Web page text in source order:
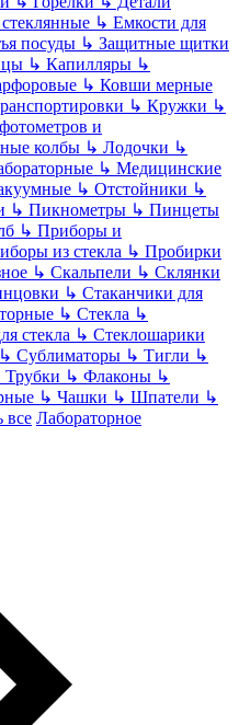
↳ Емкости для
посуды ↳ Защитные щитки
↳ Капилляры ↳
↳ Ковши мерные
↳ Кружки ↳
и
колбы ↳ Лодочки ↳
↳ Медицинские
↳ Отстойники ↳
↳ Пикнометры ↳ Пинцеты
↳ Приборы и
из стекла ↳ Пробирки
↳ Скальпели ↳ Склянки
↳ Стаканчики для
↳ Стекла ↳
стекла ↳ Стеклошарики
↳ Сублиматоры ↳ Тигли ↳
Трубки ↳ Флаконы ↳
↳ Чашки ↳ Шпатели ↳
все Лабораторное